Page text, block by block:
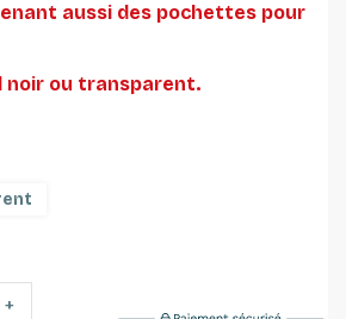
aussi des pochettes pour
noir ou transparent.
+